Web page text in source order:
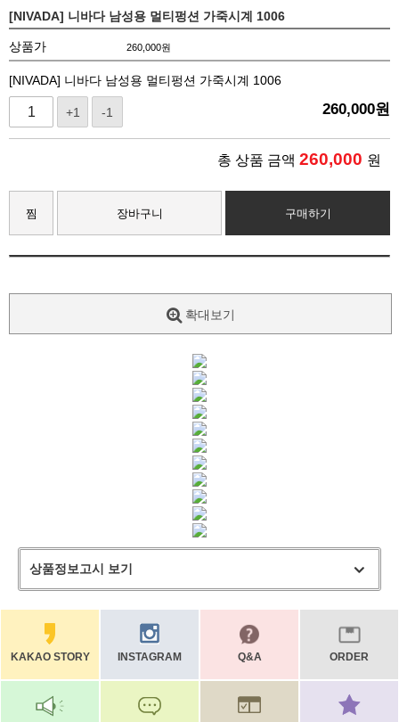
[NIVADA] 니바다 남성용 멀티펑션 가죽시계 1006
상품가 260,000원
[NIVADA] 니바다 남성용 멀티펑션 가죽시계 1006
+1 -1 260,000원
총 상품 금액 260,000 원
찜 장바구니 구매하기
확대보기
상품정보고시 보기
KAKAO STORY INSTAGRAM Q&A ORDER